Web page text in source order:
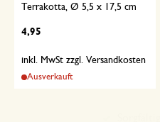
Terrakotta, Ø 5,5 x 17,5 cm
4,95
inkl. MwSt zzgl. Versandkosten
Ausverkauft